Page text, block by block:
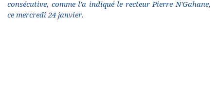
consécutive, comme l'a indiqué le recteur Pierre N'Gahane,
ce mercredi 24 janvier.